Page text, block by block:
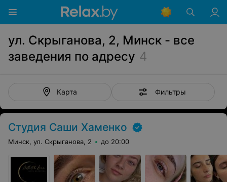
ул. Скрыганова, 2, Минск - все
заведения по адресу 4
Карта Фильтры
Студия Саши Хаменко
Минск, ул. Скрыганова, 2 до 20:00